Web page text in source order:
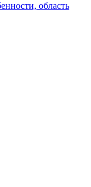
область